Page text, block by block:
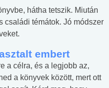
hátha tetszik. Miután
családi témátok. Jó módszer
embert
a célra, és a legjobb az,
a könyvek között, mert ott